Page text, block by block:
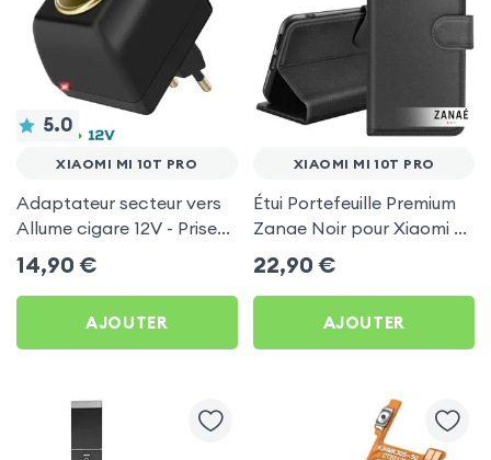
5.0
XIAOMI MI 10T PRO
Adaptateur secteur vers
Allume cigare 12V - Prise
220V Noir
14,90 €
AJOUTER
XIAOMI MI 10T PRO
Étui Portefeuille Premium
Zanae Noir pour Xiaomi Mi
10T Pro
22,90 €
AJOUTER